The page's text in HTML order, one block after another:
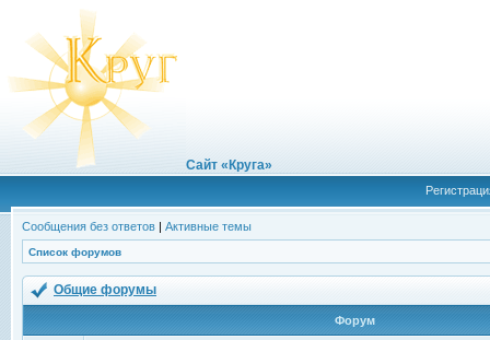
Сайт «Круга»
Сообщения без ответов | Активные темы
Список форумов
Общие форумы
Форум